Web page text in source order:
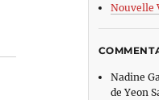
Nouvelle
Nadine
de Yeon